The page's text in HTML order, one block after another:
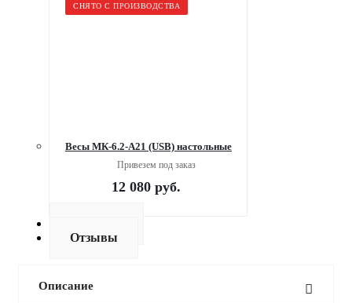
СНЯТО С ПРОИЗВОДСТВА
Весы МК-6.2-А21 (USB) настольные
Привезем под заказ
12 080руб.
Отзывы
Описание